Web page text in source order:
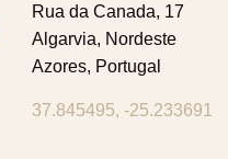
Rua da Canada, 17
Algarvia, Nordeste
Azores, Portugal
37.845495, -25.233691